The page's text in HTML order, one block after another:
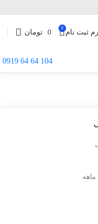
ثبت نام 0
0 تومان
104 64 64 0919